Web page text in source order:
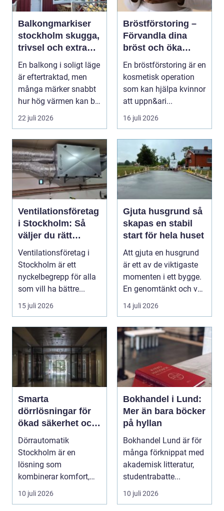
Balkongmarkiser
stockholm skugga,
trivsel och extra
rum utomhus
En balkong i soligt läge
är eftertraktad, men
många märker snabbt
hur hög värmen kan bli
under somma...
22 juli 2026
Bröstförstoring –
Förvandla dina
bröst och öka
självförtroendet
En bröstförstoring är en
kosmetisk operation
som kan hjälpa kvinnor
att uppn&ari...
16 juli 2026
Ventilationsföretag
i Stockholm: Så
väljer du rätt
expert på frisk luft
Ventilationsföretag i
Stockholm är ett
nyckelbegrepp för alla
som vill ha bättre...
15 juli 2026
Gjuta husgrund så
skapas en stabil
start för hela huset
Att gjuta en husgrund
är ett av de viktigaste
momenten i ett bygge.
En genomtänkt och väl
utförd gru...
14 juli 2026
Smarta
dörrlösningar för
ökad säkerhet och
komfort
Dörrautomatik
Stockholm är en
lösning som
kombinerar komfort,
säkerhet och tillg...
10 juli 2026
Bokhandel i Lund:
Mer än bara böcker
på hyllan
Bokhandel Lund är för
många förknippat med
akademisk litteratur,
studentrabatte...
10 juli 2026